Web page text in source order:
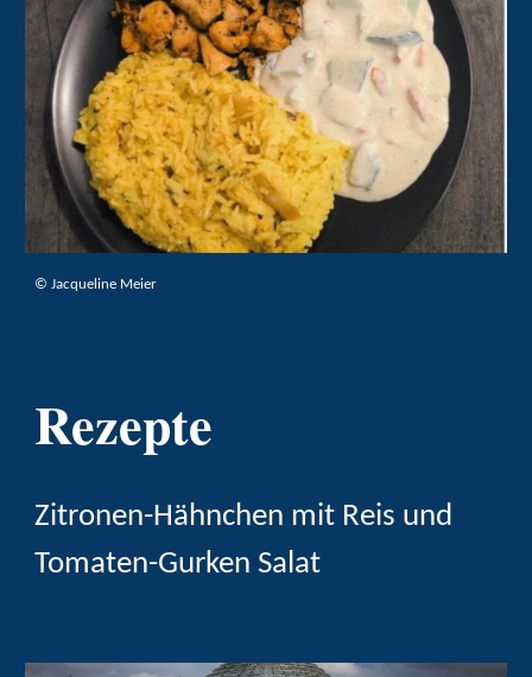
© Jacqueline Meier
Rezepte
Zitronen-Hähnchen mit Reis und
Tomaten-Gurken Salat